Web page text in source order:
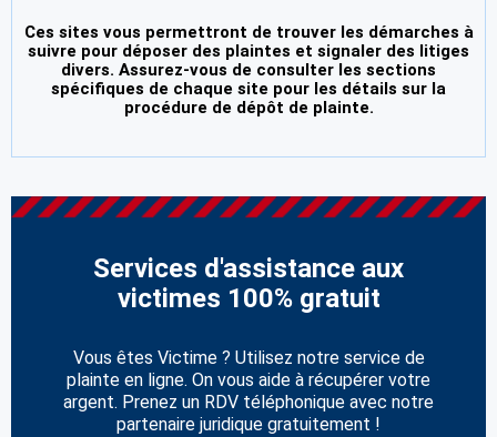
Ces sites vous permettront de trouver les démarches à
suivre pour déposer des plaintes et signaler des litiges
divers. Assurez-vous de consulter les sections
spécifiques de chaque site pour les détails sur la
procédure de dépôt de plainte.
Services d'assistance aux
victimes 100% gratuit
Vous êtes Victime ? Utilisez notre service de
plainte en ligne. On vous aide à récupérer votre
argent. Prenez un RDV téléphonique avec notre
partenaire juridique gratuitement !